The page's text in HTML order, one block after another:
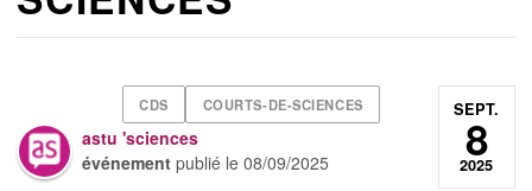
CDS COURTS-DE-SCIENCES
astu 'sciences
événement publié le08/09/2025
SEPT.
8
2025